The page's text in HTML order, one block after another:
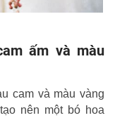
ấm và màu
cam và màu vàng
nên một bó hoa